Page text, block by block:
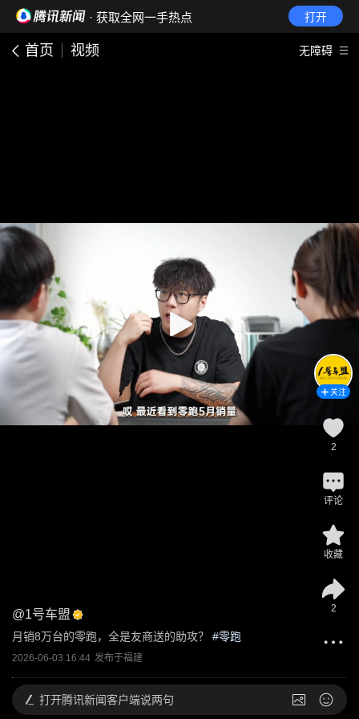
· 获取全网一手热点 打开
首页 视频 无障碍
@1号车盟
月销8万台的零跑，全是友商送的助攻？ #零跑
2026-06-03 16:44 发布于福建
关注
2
评论
收藏
2
打开腾讯新闻客户端说两句